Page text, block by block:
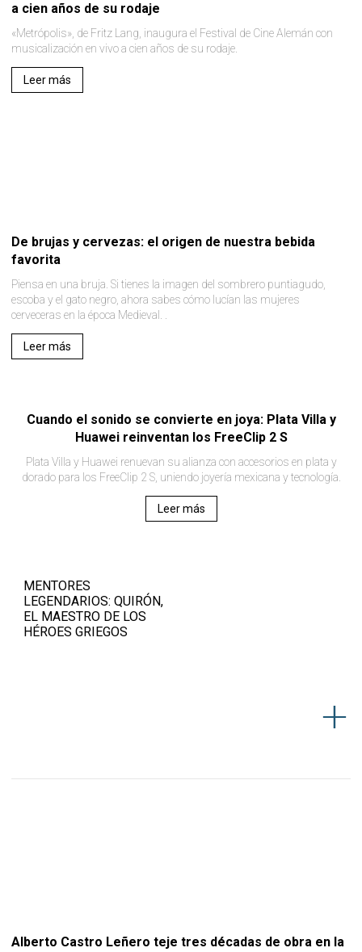
a cien años de su rodaje
«Metrópolis», de Fritz Lang, inaugura el Festival de Cine Alemán con
musicalización en vivo a cien años de su rodaje.
Leer más
De brujas y cervezas: el origen de nuestra bebida
favorita
Piensa en una bruja. Si tienes la imagen del sombrero puntiagudo,
escoba y el gato negro, ahora sabes cómo lucían las mujeres
cerveceras en la época Medieval. .
Leer más
Cuando el sonido se convierte en joya: Plata Villa y
Huawei reinventan los FreeClip 2 S
Plata Villa y Huawei renuevan su alianza con accesorios en plata y
dorado para los FreeClip 2 S, uniendo joyería mexicana y tecnología.
Leer más
MENTORES
LEGENDARIOS: QUIRÓN,
EL MAESTRO DE LOS
HÉROES GRIEGOS
Alberto Castro Leñero teje tres décadas de obra en la